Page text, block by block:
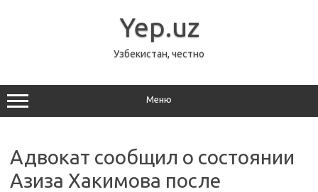
Yep.uz
Узбекистан, честно
Меню
Адвокат сообщил о состоянии
Азиза Хакимова после